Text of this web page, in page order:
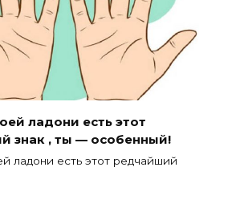
ладони есть этот
знак , ты — особенный!
ладони есть этот редчайший